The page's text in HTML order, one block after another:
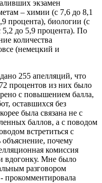
экзамен
– химии (с 7,6 до 8,1
процента), биологии (с
5,2 до 5,9 процента). По
количества
(немецкий и
255 апелляций, что
процентов из них было
с повышением балла,
оставшихся без
была связана не с
баллов, а с поводом
встретиться с
объяснение, почему
комиссия
вдогонку. Мне было
разговором
прокомментировала